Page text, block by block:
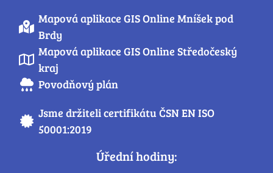
Mapová aplikace GIS Online Mníšek pod
Brdy
Mapová aplikace GIS Online Středočeský
kraj
Povodňový plán
Jsme držiteli certifikátu ČSN EN ISO
50001:2019
Úřední hodiny: